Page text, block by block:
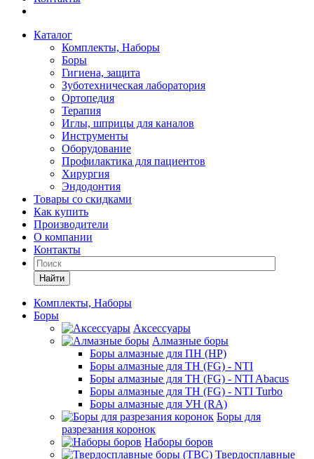
Каталог
Комплекты, Наборы
Боры
Гигиена, защита
Зуботехническая лаборатория
Ортопедия
Терапия
Иглы, шприцы для каналов
Инструменты
Оборудование
Профилактика для пациентов
Хирургия
Эндодонтия
Товары со скидками
Как купить
Производители
О компании
Контакты
Найти
Комплекты, Наборы
Боры
Аксессуары
Алмазные боры
Боры алмазные для ПН (HP)
Боры алмазные для ТН (FG) - NTI
Боры алмазные для ТН (FG) - NTI Abacus
Боры алмазные для ТН (FG) - NTI Turbo
Боры алмазные для УН (RA)
Боры для
разрезания коронок
Наборы боров
Твердосплавные